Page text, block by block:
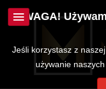
UWAGA!
Jeśli korzystasz z
używanie